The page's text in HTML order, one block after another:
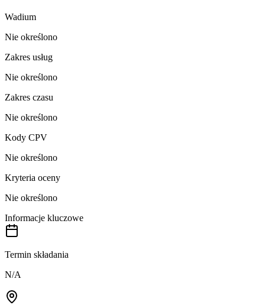
Wadium
Nie określono
Zakres usług
Nie określono
Zakres czasu
Nie określono
Kody CPV
Nie określono
Kryteria oceny
Nie określono
Informacje kluczowe
Termin składania
N/A